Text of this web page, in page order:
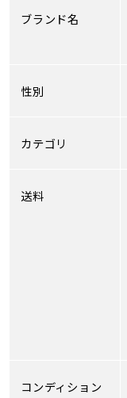
ブランド名
性別
カテゴリ
送料
コンディション